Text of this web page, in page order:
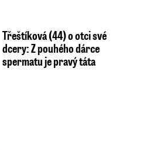
Třeštíková (44) o otci své
dcery: Z pouhého dárce
spermatu je pravý táta